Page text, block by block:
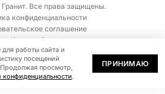
Все права защищены.
конфиденциальности
соглашение
Карта сайта
публичной офертой (ст. 437 ГК РФ)
работы сайта и
посещений
просмотр,
конфиденциальности.
ПРИНИМАЮ